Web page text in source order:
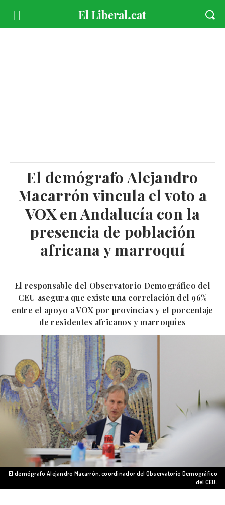
El demógrafo Alejandro
Macarrón vincula el voto a
VOX en Andalucía con la
presencia de población
africana y marroquí
El responsable del Observatorio Demográfico del
CEU asegura que existe una correlación del 96%
entre el apoyo a VOX por provincias y el porcentaje
de residentes africanos y marroquíes
El demógrafo Alejandro Macarrón, coordinador del Observatorio Demográfico
del CEU.